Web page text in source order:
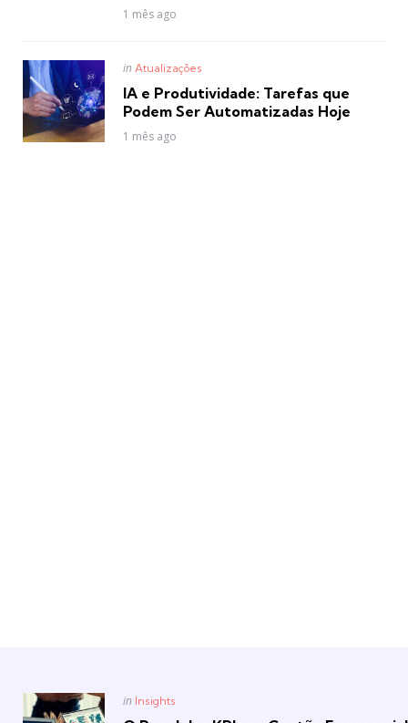
1 mês ago
Posted
in Atualizações
IA e Produtividade: Tarefas que
Podem Ser Automatizadas Hoje
1 mês ago
Posted
in Insights